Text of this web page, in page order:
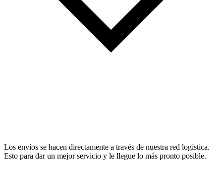
Los envíos se hacen directamente a través de nuestra red logística.
Esto para dar un mejor servicio y le llegue lo más pronto posible.